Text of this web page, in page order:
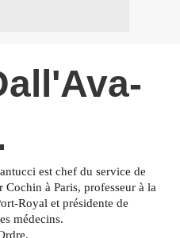
est chef du service de
à Paris, professeur à la
Royal et présidente de
médecins.